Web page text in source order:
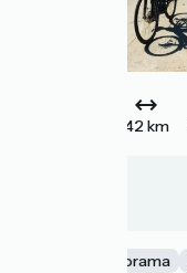
42 km
Panorama